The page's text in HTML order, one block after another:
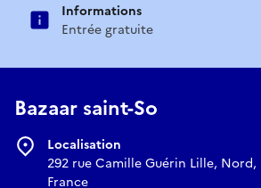
Informations
Entrée gratuite
Bazaar saint-So
Localisation
292 rue Camille Guérin Lille, Nord,
France